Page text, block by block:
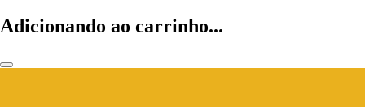
Adicionando ao carrinho...